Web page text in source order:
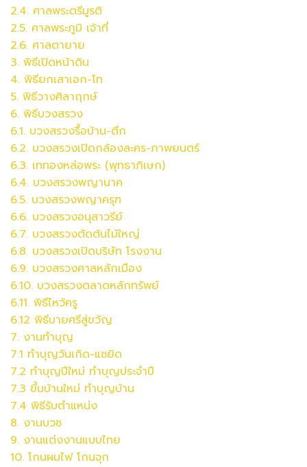
2.4. ศาลพระตรีมูรติ
2.5. ศาลพระภูมิ เจ้าที่
2.6. ศาลตายาย
3. พิธีเปิดหน้าดิน
4. พิธียกเสาเอก-โท
5. พิธีวางศิลาฤกษ์
6. พิธีบวงสรวง
6.1. บวงสรวงรื้อบ้าน-ตึก
6.2. บวงสรวงเปิดกล้องละคร-ภาพยนตร์
6.3. เททองหล่อพระ (พุทธาภิเษก)
6.4. บวงสรวงพญานาค
6.5. บวงสรวงพญาครุฑ
6.6. บวงสรวงอนุสาวรีย์
6.7. บวงสรวงตัดต้นไม้ใหญ่
6.8. บวงสรวงเปิดบริษัท โรงงาน
6.9. บวงสรวงศาลหลักเมือง
6.10. บวงสรวงตลาดหลักทรัพย์
6.11. พิธีไหว้ครู
6.12 พิธีบายศรีสู่ขวัญ
7. งานทำบุญ
7.1 ทำบุญวันเกิด-แซยิด
7.2 ทำบุญปีใหม่ ทำบุญประจำปี
7.3 ขึ้นบ้านใหม่ ทำบุญบ้าน
7.4 พิธีรับตำแหน่ง
8. งานบวช
9. งานแต่งงานแบบไทย
10. โกนผมไฟ โกนจุก